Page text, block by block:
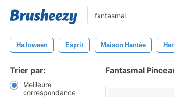
Halloween Esprit Maison Hantée
Trier par:
Meilleure
correspondance
Fantasmal